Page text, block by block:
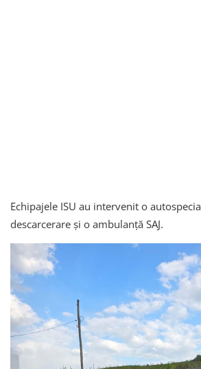
Echipajele ISU au intervenit o
descarcerare și o ambulanță SAJ.